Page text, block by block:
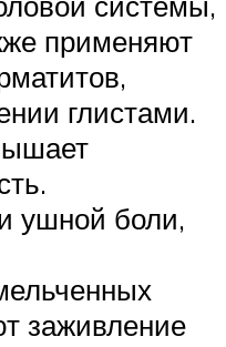
применяют
глистами.
ушной боли,
заживление